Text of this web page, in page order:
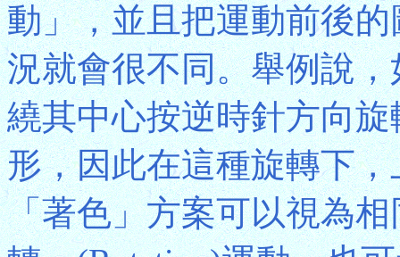
動」，並且把運動前後
況就會很不同。舉例說
繞其中心按逆時針方向
形，因此在這種旋轉下
「著色」方案可以視為